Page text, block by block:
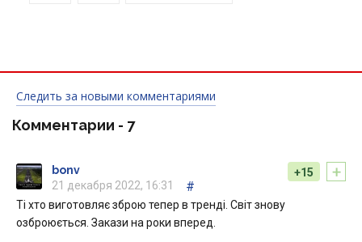
Следить за новыми комментариями
Комментарии - 7
+
+15
bonv
21 декабря 2022, 16:31
#
Ті хто виготовляє зброю тепер в тренді. Світ знову
озброюється. Закази на роки вперед.